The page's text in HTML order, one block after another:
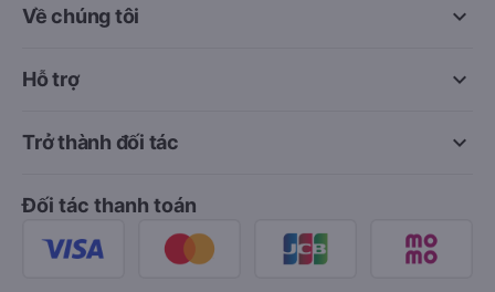
keyboard_arrow_down
Về chúng tôi
keyboard_arrow_down
Hỗ trợ
keyboard_arrow_down
Trở thành đối tác
Đối tác thanh toán